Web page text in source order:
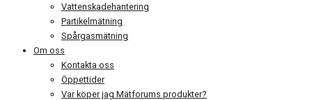
Vattenskadehantering
Partikelmätning
Spårgasmätning
Om oss
Kontakta oss
Öppettider
Var köper jag Mätforums produkter?